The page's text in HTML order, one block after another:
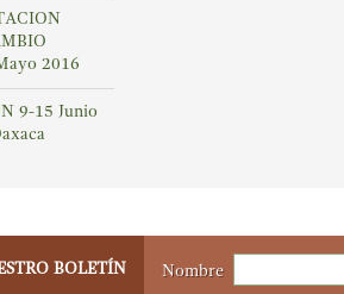
2016
9-15 Junio
BOLETÍN Nombre